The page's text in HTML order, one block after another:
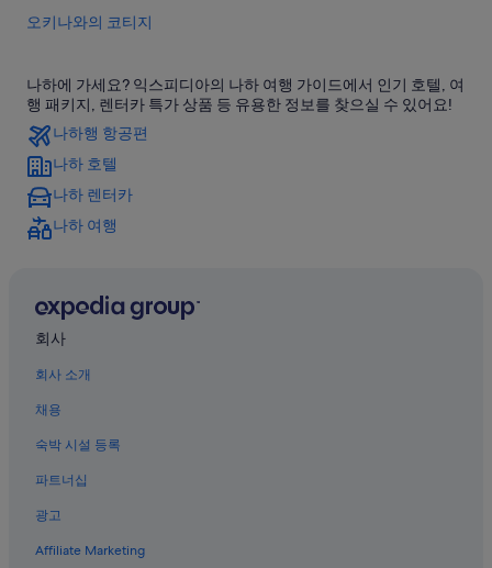
오키나와의 코티지
나하의 컨트리하우스
오키나와의 2성급 호텔
오키나와의 코티지
나하의 아침 식사 제공 호텔
나하의 골프 호텔
오키나와의 5성급 호텔
오키나와의 아파트
오키나와의 료칸
나하의 게스트하우스
나하의 사우나가 있는 호텔
오키나와의 온수 욕조가 있는 호텔
오키나와의 웨딩 호텔
오키나와의 Starwood Capital 호텔
나하에 가세요? 익스피디아의 나하 여행 가이드에서 인기 호텔, 여
행 패키지, 렌터카 특가 상품 등 유용한 정보를 찾으실 수 있어요!
나하행 항공편
나하 호텔
나하 렌터카
나하 여행
회사
회사 소개
채용
숙박 시설 등록
파트너십
광고
Affiliate Marketing